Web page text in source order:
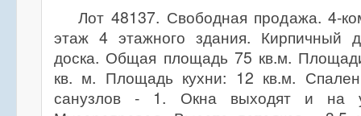
Лот 48137. Свободная продажа. 4-
этаж 4 этажного здания. Кирпичный
доска. Общая площадь 75 кв.м.
кв. м. Площадь кухни: 12 кв.м.
санузлов - 1. Окна выходят и на